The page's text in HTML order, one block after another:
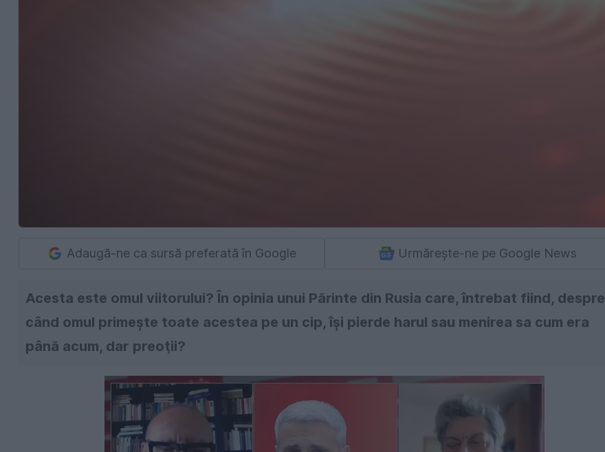
Adaugă-ne ca sursă preferată în Google Urmărește-ne pe Google News
Acesta este omul viitorului? În opinia unui Părinte din Rusia care, întrebat fiind, despre
când omul primeşte toate acestea pe un cip, îşi pierde harul sau menirea sa cum era
până acum, dar preoţii?